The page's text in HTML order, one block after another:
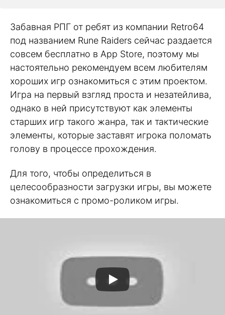
Забавная РПГ от ребят из компании Retro64
под названием Rune Raiders сейчас раздается
совсем бесплатно в App Store, поэтому мы
настоятельно рекомендуем всем любителям
хороших игр ознакомиться с этим проектом.
Игра на первый взгляд проста и незатейлива,
однако в ней присутствуют как элементы
старших игр такого жанра, так и тактические
элементы, которые заставят игрока поломать
голову в процессе прохождения.
Для того, чтобы определиться в
целесообразности загрузки игры, вы можете
ознакомиться с промо-роликом игры.